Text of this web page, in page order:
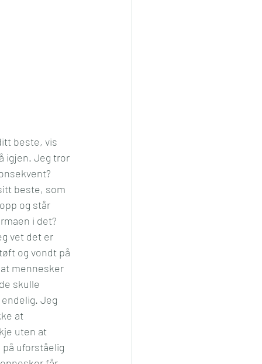
beste, vis
igjen. Jeg tror
beste, som
og står
i det?
vet det er
og vondt på
mennesker
skulle
Jeg
at
uten at
uforståelig